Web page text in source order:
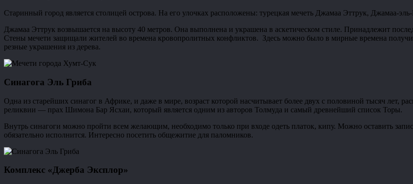
Старинный город является столицей острова. На его улочках расположены: турецкая мечеть Джамаа Эттрук, Джамаа-
Джамаа Эттрук возвышается на высоту 40 метров. Она выполнена и украшена в аскетическом стиле. Принадлежит
Стены мечети защищали жителей во времена кровопролитных конфликтов. Здесь можно было в мирные времена
резные украшения из дерева.
Синагога Эль Гриба
Одна из старейших синагог в Африке, и даже в мире, возраст которой насчитывает более двух с половиной тысяч лет,
реликвии — прах Шимона Бар Ясхаи, который является одним из авторов Толмуда и самый древнейший список Торы.
Внутрь синагоги можно пройти всем желающим, необходимо только при входе одеть платок, кипу. Можно оставить
обязательно исполнится. Интересно посетить общежитие для паломников.
Комплекс «Джерба Эксплор»